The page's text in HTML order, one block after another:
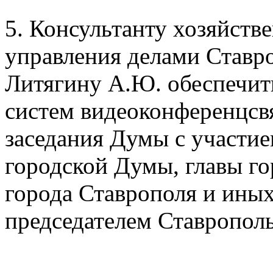
5. Консультанту
управления делами
Литягину А.Ю.
систем
заседания Думы с
городской Думы, главы
города Ставрополя и
председателем